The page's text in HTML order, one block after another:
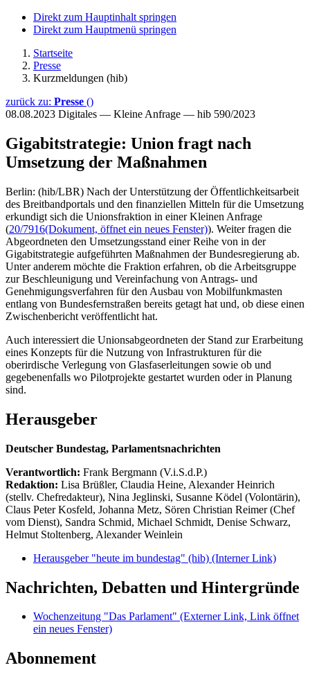
Direkt zum Hauptinhalt springen
Direkt zum Hauptmenü springen
Startseite
Presse
Kurzmeldungen (hib)
zurück zu: Presse ()
08.08.2023 Digitales — Kleine Anfrage — hib 590/2023
Gigabitstrategie: Union fragt nach
Umsetzung der Maßnahmen
Berlin: (hib/LBR) Nach der Unterstützung der Öffentlichkeitsarbeit
des Breitbandportals und den finanziellen Mitteln für die Umsetzung
erkundigt sich die Unionsfraktion in einer Kleinen Anfrage
(20/7916(Dokument, öffnet ein neues Fenster)). Weiter fragen die
Abgeordneten den Umsetzungsstand einer Reihe von in der
Gigabitstrategie aufgeführten Maßnahmen der Bundesregierung ab.
Unter anderem möchte die Fraktion erfahren, ob die Arbeitsgruppe
zur Beschleunigung und Vereinfachung von Antrags- und
Genehmigungsverfahren für den Ausbau von Mobilfunkmasten
entlang von Bundesfernstraßen bereits getagt hat und, ob diese einen
Zwischenbericht veröffentlicht hat.
Auch interessiert die Unionsabgeordneten der Stand zur Erarbeitung
eines Konzepts für die Nutzung von Infrastrukturen für die
oberirdische Verlegung von Glasfaserleitungen sowie ob und
gegebenenfalls wo Pilotprojekte gestartet wurden oder in Planung
sind.
Herausgeber
Deutscher Bundestag, Parlamentsnachrichten
Verantwortlich: Frank Bergmann (V.i.S.d.P.)
Redaktion: Lisa Brüßler, Claudia Heine, Alexander Heinrich
(stellv. Chefredakteur), Nina Jeglinski, Susanne Ködel (Volontärin),
Claus Peter Kosfeld, Johanna Metz, Sören Christian Reimer (Chef
vom Dienst), Sandra Schmid, Michael Schmidt, Denise Schwarz,
Helmut Stoltenberg, Alexander Weinlein
Herausgeber "heute im bundestag" (hib) (Interner Link)
Nachrichten, Debatten und Hintergründe
Wochenzeitung "Das Parlament" (Externer Link, Link öffnet
ein neues Fenster)
Abonnement